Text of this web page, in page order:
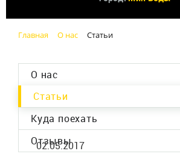
Главная О нас Статьи
О нас
Статьи
Куда поехать
Отзывы
02.05.2017